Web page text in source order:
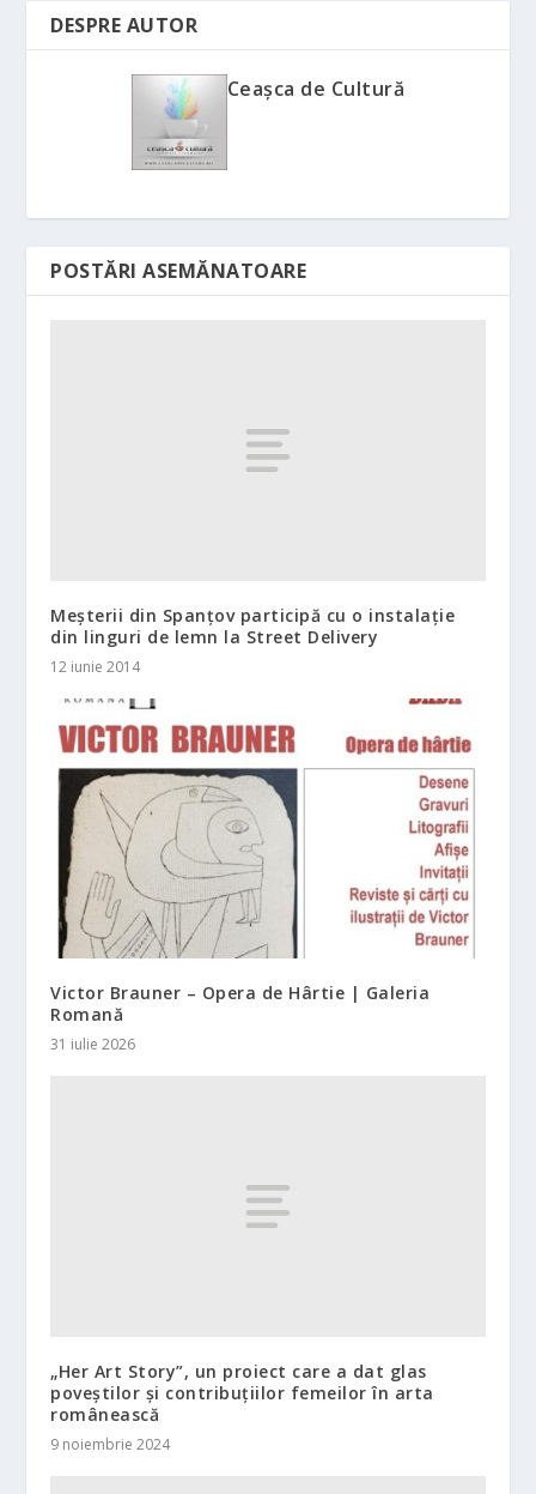
DESPRE AUTOR
Ceașca de Cultură
POSTĂRI ASEMĂNATOARE
Meșterii din Spanțov participă cu o instalație
din linguri de lemn la Street Delivery
12 iunie 2014
Victor Brauner – Opera de Hârtie | Galeria
Romană
31 iulie 2026
„Her Art Story”, un proiect care a dat glas
poveștilor și contribuțiilor femeilor în arta
românească
9 noiembrie 2024